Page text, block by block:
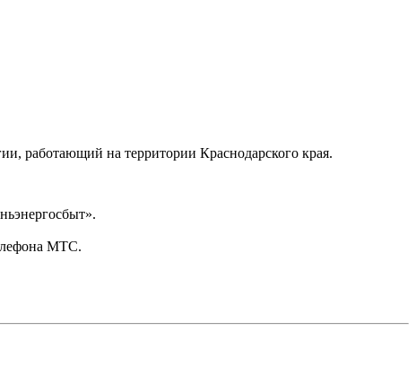
работающий на территории Краснодарского края.
МТС.